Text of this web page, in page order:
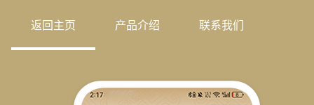
返回主页 产品介绍 联系我们